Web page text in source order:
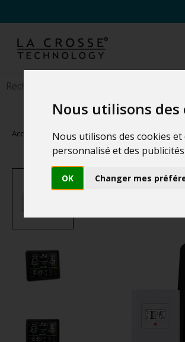
Nous utilisons des
Nous utilisons des cookies
personnalisé et des
OK Changer mes
Accueil Stations Météo > Stations Météo